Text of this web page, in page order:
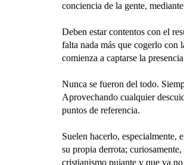
conciencia de la gente,
Deben estar contentos con el
falta nada más que cogerlo con
comienza a captarse la
Nunca se fueron del todo.
Aprovechando cualquier
puntos de referencia.
Suelen hacerlo, especialmente,
su propia derrota;
cristianismo pujante y que ya